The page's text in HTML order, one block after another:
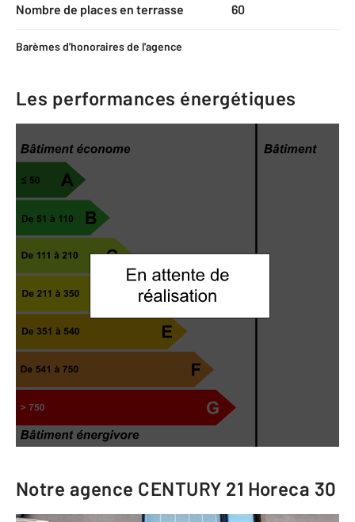
Nombre de places en terrasse 60
Barèmes d'honoraires de l'agence
Les performances énergétiques
Notre agence CENTURY 21 Horeca 30